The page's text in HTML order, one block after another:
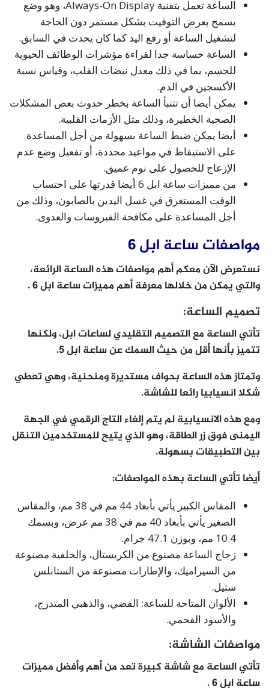
الساعة تعمل بتقنية Always-On Display، وهو وضع
يسمح بعرض التوقيت بشكل مستمر دون الحاجة
لتشغيل الساعة أو رفع اليد كما كان يحدث في السابق.
الساعة حساسة جدا لقراءة مؤشرات الوظائف الحيوية
للجسم، بما في ذلك معدل نبضات القلب، وقياس نسبة
الأكسجين في الدم.
يمكن أيضا أن تتنبأ الساعة بخطر حدوث بعض المشكلات
الصحية الخطيرة، وذلك مثل الأزمات القلبية.
أيضا يمكن ضبط الساعة بسهولة من أجل المساعدة
على الاستيقاظ في مواعيد محددة، أو تفعيل وضع عدم
الإزعاج للحصول على نوم عميق.
من مميزات ساعة ابل 6 أيضا قدرتها على احتساب
الوقت المستغرق في غسل اليدين بالصابون، وذلك من
أجل المساعدة على مكافحة الفيروسات والعدوى.
مواصفات ساعة ابل 6
نستعرض الآن معكم أهم مواصفات هذه الساعة الرائعة،
والتي يمكن من خلالها معرفة أهم مميزات ساعة ابل 6 .
تصميم الساعة:
تأتي الساعة مع التصميم التقليدي لساعات ابل، ولكنها
تتميز بأنها أقل من حيث السمك عن ساعة ابل 5.
وتمتاز هذه الساعة بحواف مستديرة ومنحنية، وهي تعطي
شكلا انسيابيا رائعا للشاشة.
ومع هذه الانسيابية لم يتم إلغاء التاج الرقمي في الجهة
اليمنى فوق زر الطاقة، وهو الذي يتيح للمستخدمين التنقل
بين التطبيقات بسهولة.
أيضا تأتي الساعة بهذه المواصفات:
المقاس الكبير يأتي بأبعاد 44 مم في 38 مم، والمقاس
الصغير يأتي بأبعاد 40 مم في 38 مم عرض، وبسمك
10.4 مم، وبوزن 47.1 جرام.
زجاج الساعة مصنوع من الكريستال، والخلفية مصنوعة
من السيراميك، والإطارات مصنوعة من الستانلس
ستيل.
الألوان المتاحة للساعة: الفضي، والذهبي المتدرج،
والأسود الفحمي.
مواصفات الشاشة:
تأتي الساعة مع شاشة كبيرة تعد من أهم وأفضل مميزات
ساعة ابل 6 .